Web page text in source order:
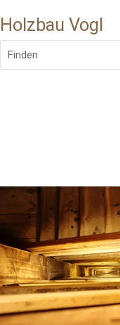
Holzbau Vogl
Finden